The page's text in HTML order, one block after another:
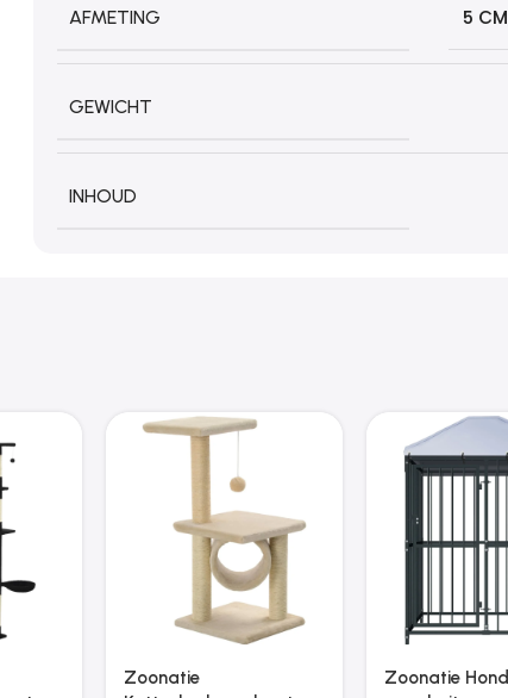
AFMETING 5 CM
GEWICHT
INHOUD
Zoonatie Hondenmand
Zoonatie Kattenmeubel